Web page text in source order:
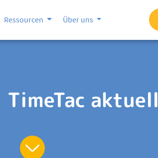
Ressourcen Über uns
TimeTac aktuell